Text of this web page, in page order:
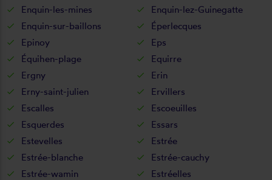
Enquin-les-mines
Enquin-lez-Guinegatte
Enquin-sur-baillons
Éperlecques
Epinoy
Eps
Équihen-plage
Equirre
Ergny
Erin
Erny-saint-julien
Ervillers
Escalles
Escoeuilles
Esquerdes
Essars
Estevelles
Estrée
Estrée-blanche
Estrée-cauchy
Estrée-wamin
Estréelles